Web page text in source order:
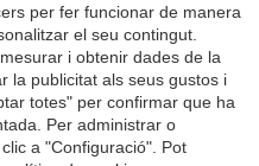
per fer funcionar de manera
el seu contingut.
i obtenir dades de la
la publicitat als seus gustos i
totes" per confirmar que ha
Per administrar o
a "Configuració". Pot
Acceptar totes